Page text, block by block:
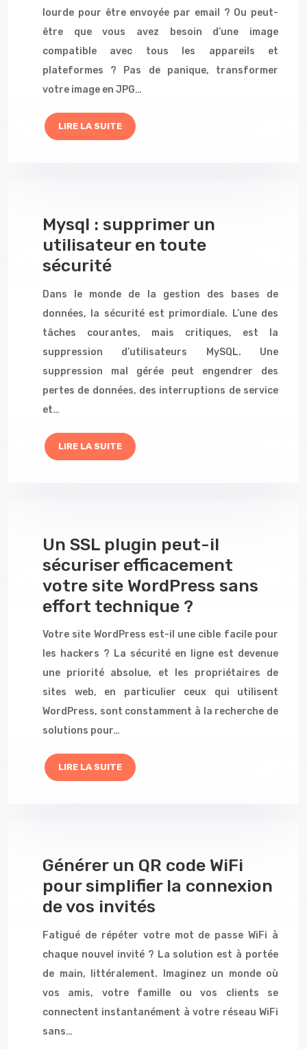
lourde pour être envoyée par email ? Ou peut-
être que vous avez besoin d’une image
compatible avec tous les appareils et
plateformes ? Pas de panique, transformer
votre image en JPG…
LIRE LA SUITE
Mysql : supprimer un
utilisateur en toute
sécurité
Dans le monde de la gestion des bases de
données, la sécurité est primordiale. L’une des
tâches courantes, mais critiques, est la
suppression d’utilisateurs MySQL. Une
suppression mal gérée peut engendrer des
pertes de données, des interruptions de service
et…
LIRE LA SUITE
Un SSL plugin peut-il
sécuriser efficacement
votre site WordPress sans
effort technique ?
Votre site WordPress est-il une cible facile pour
les hackers ? La sécurité en ligne est devenue
une priorité absolue, et les propriétaires de
sites web, en particulier ceux qui utilisent
WordPress, sont constamment à la recherche de
solutions pour…
LIRE LA SUITE
Générer un QR code WiFi
pour simplifier la connexion
de vos invités
Fatigué de répéter votre mot de passe WiFi à
chaque nouvel invité ? La solution est à portée
de main, littéralement. Imaginez un monde où
vos amis, votre famille ou vos clients se
connectent instantanément à votre réseau WiFi
sans…